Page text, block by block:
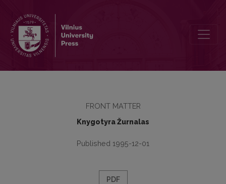
FRONT MATTER
Knygotyra Žurnalas
Published 1995-12-01
PDF